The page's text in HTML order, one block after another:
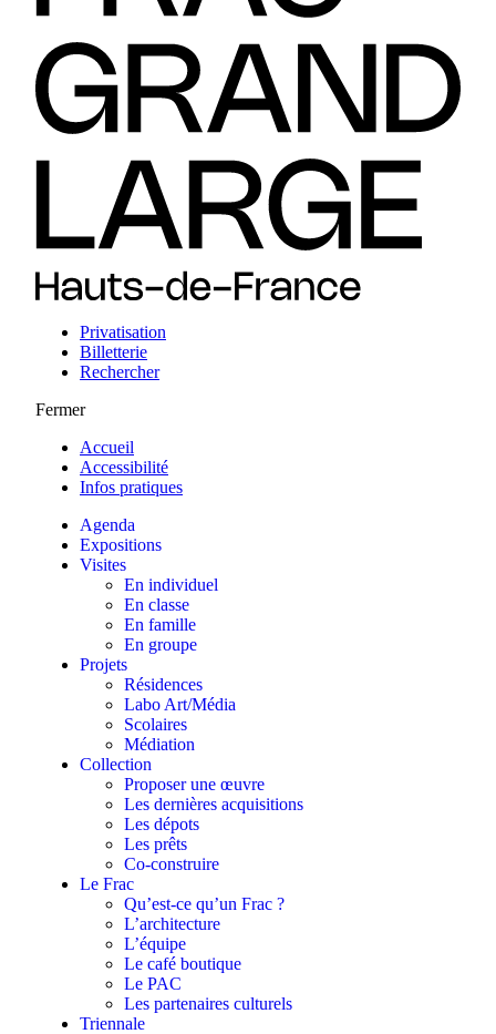
Privatisation
Billetterie
Rechercher
Fermer
Accueil
Accessibilité
Infos pratiques
Agenda
Expositions
Visites
En individuel
En classe
En famille
En groupe
Projets
Résidences
Labo Art/Média
Scolaires
Médiation
Collection
Proposer une œuvre
Les dernières acquisitions
Les dépots
Les prêts
Co-construire
Le Frac
Qu’est-ce qu’un Frac ?
L’architecture
L’équipe
Le café boutique
Le PAC
Les partenaires culturels
Triennale